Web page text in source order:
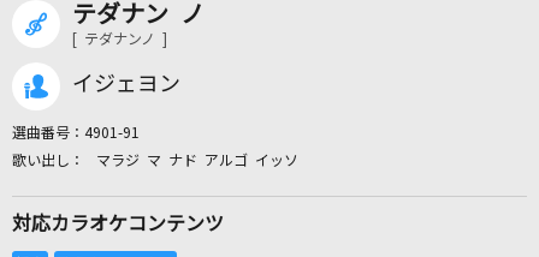
テダナン ノ
[ テダナンノ ]
イジェヨン
選曲番号： 4901-91
マラジ マ ナド アルゴ イッソ
対応カラオケコンテンツ